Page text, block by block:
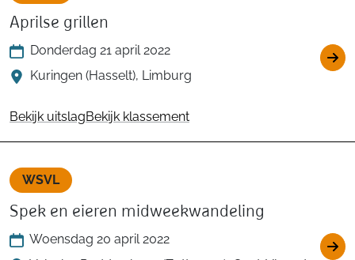
Aprilse grillen
Donderdag 21 april 2022
Kuringen (Hasselt), Limburg
Bekijk uitslagBekijk klassement
WSVL
Spek en eieren midweekwandeling
Woensdag 20 april 2022